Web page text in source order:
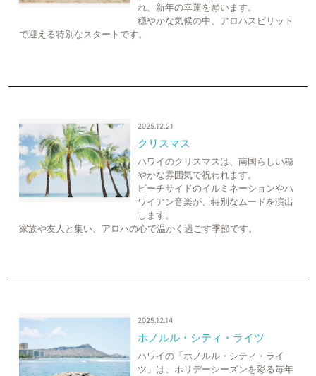
れ、新年の幸運を願います。
穏やかな気候の中、アロハスピリット
で迎える特別なスタートです。
2025.12.21
クリスマス
ハワイのクリスマスは、南国らしい穏
やかな雰囲気で祝われます。
ビーチサイドのイルミネーションやハ
ワイアン音楽が、特別なムードを演出
します。
家族や友人と集い、アロハの心で温かく過ごす季節です。
2025.12.14
ホノルル・シティ・ライツ
ハワイの「ホノルル・シティ・ライ
ツ」は、ホリデーシーズンを彩る毎年